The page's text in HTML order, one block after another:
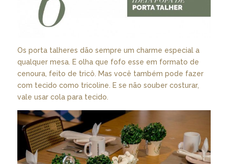
Os porta talheres dão sempre um charme especial a
qualquer mesa. E olha que fofo esse em formato de
cenoura, feito de tricô. Mas você também pode fazer
com tecido como tricoline. E se não souber costurar,
vale usar cola para tecido.